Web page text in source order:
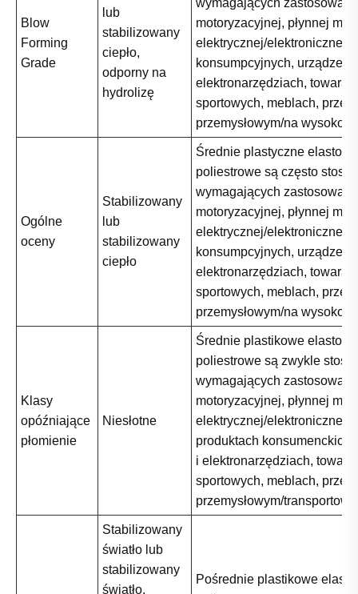
Blow
Forming
Grade
lub
stabilizowany
ciepło,
odporny na
hydrolizę
wymagających
motoryzacyjnej, płynnej
elektrycznej/elektronicznej,
konsumpcyjnych, urządzeń i
elektronarzędziach,
sportowych, meblach,
przemysłowym/na
Ogólne
oceny
Stabilizowany
lub
stabilizowany
ciepło
Średnie plastyczne
poliestrowe są często
wymagających
motoryzacyjnej, płynnej
elektrycznej/elektronicznej,
konsumpcyjnych, urządzeń i
elektronarzędziach,
sportowych, meblach,
przemysłowym/na
Klasy
opóźniające
płomienie
Niesłotne
Średnie plastikowe
poliestrowe są zwykle
wymagających
motoryzacyjnej, płynnej
elektrycznej/elektronicznej,
produktach konsumenckich,
i elektronarzędziach,
sportowych, meblach,
przemysłowym/
Stabilizowany
światło lub
stabilizowany
światło,
Pośrednie plastikowe